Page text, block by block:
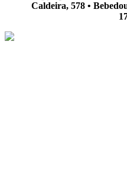
Caldeira, 578 •